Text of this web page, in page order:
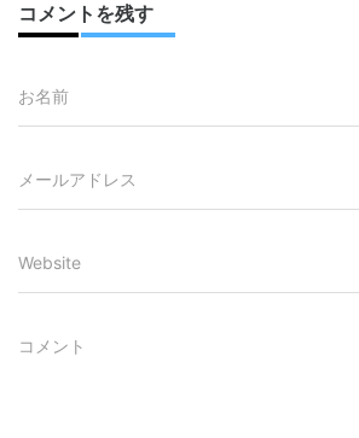
コメントを残す